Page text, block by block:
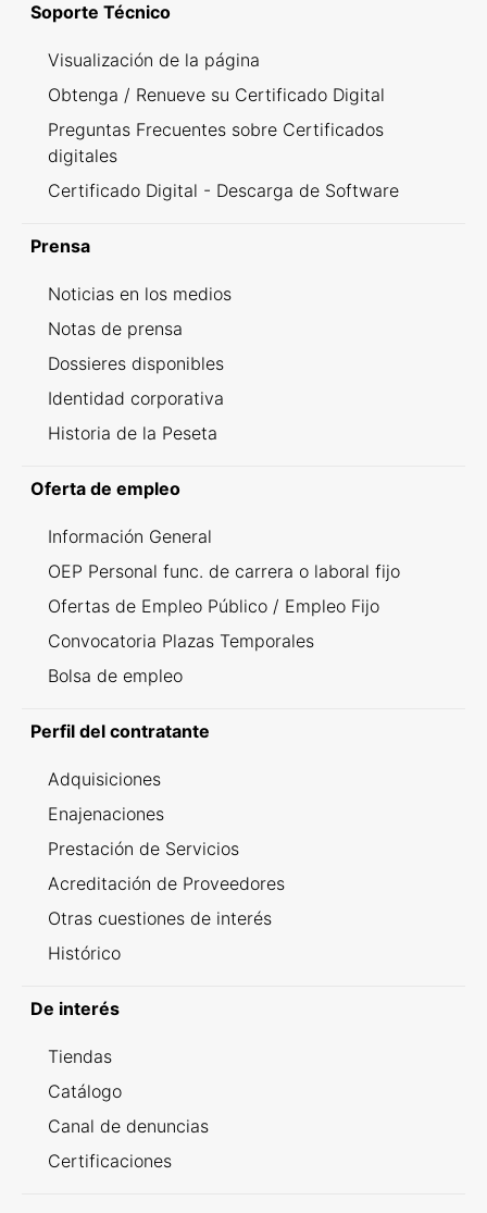
Soporte Técnico
Visualización de la página
Obtenga / Renueve su Certificado Digital
Preguntas Frecuentes sobre Certificados
digitales
Certificado Digital - Descarga de Software
Prensa
Noticias en los medios
Notas de prensa
Dossieres disponibles
Identidad corporativa
Historia de la Peseta
Oferta de empleo
Información General
OEP Personal func. de carrera o laboral fijo
Ofertas de Empleo Público / Empleo Fijo
Convocatoria Plazas Temporales
Bolsa de empleo
Perfil del contratante
Adquisiciones
Enajenaciones
Prestación de Servicios
Acreditación de Proveedores
Otras cuestiones de interés
Histórico
De interés
Tiendas
Catálogo
Canal de denuncias
Certificaciones